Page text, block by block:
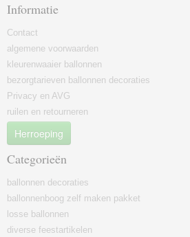
Informatie
Contact
algemene voorwaarden
kleurenwaaier ballonnen
bezorgtarieven ballonnen decoraties
Privacy en AVG
ruilen en retourneren
Herroeping
Categorieën
ballonnen decoraties
ballonnenboog zelf maken pakket
losse ballonnen
diverse feestartikelen